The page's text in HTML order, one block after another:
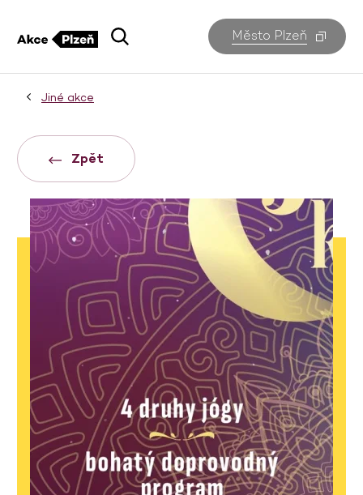
Město Plzeň
Jiné akce
Zpět